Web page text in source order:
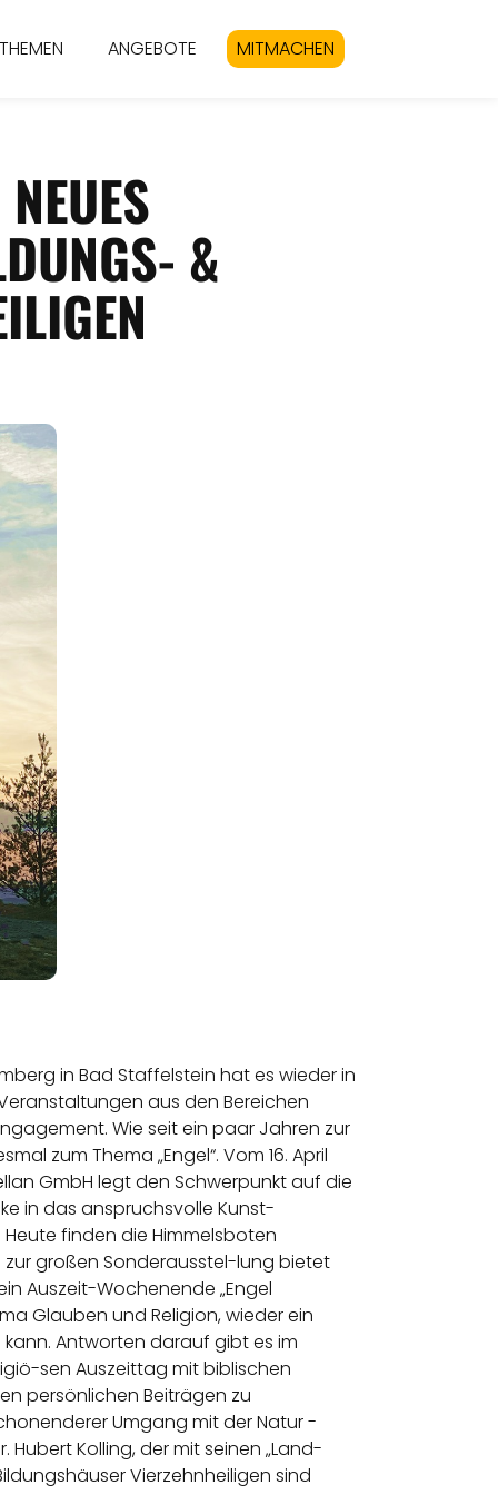
THEMEN ANGEBOTE MITMACHEN
&
in Bad Staffelstein hat es wieder in
aus den Bereichen
Wie seit ein paar Jahren zur
zum Thema „Engel“. Vom 16. April
GmbH legt den Schwerpunkt auf die
in das anspruchsvolle Kunst-
finden die Himmelsboten
großen Sonderausstel-lung bietet
Auszeit-Wochenende „Engel
Glauben und Religion, wieder ein
Antworten darauf gibt es im
sen Auszeittag mit biblischen
persönlichen Beiträgen zu
Umgang mit der Natur -
Kolling, der mit seinen „Land-
Vierzehnheiligen sind